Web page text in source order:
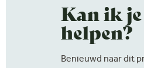
Kan ik
helpen?
Benieuwd naar dit